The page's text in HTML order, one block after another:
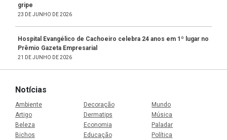
gripe
23 DE JUNHO DE 2026
Hospital Evangélico de Cachoeiro celebra 24 anos em 1º lugar no
Prêmio Gazeta Empresarial
21 DE JUNHO DE 2026
Notícias
Ambiente
Artigo
Beleza
Bichos
Decoração
Dermatips
Economia
Educação
Mundo
Música
Paladar
Política